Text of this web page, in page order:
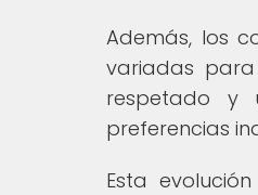
Además, los
variadas
respetado y
preferencias
Esta